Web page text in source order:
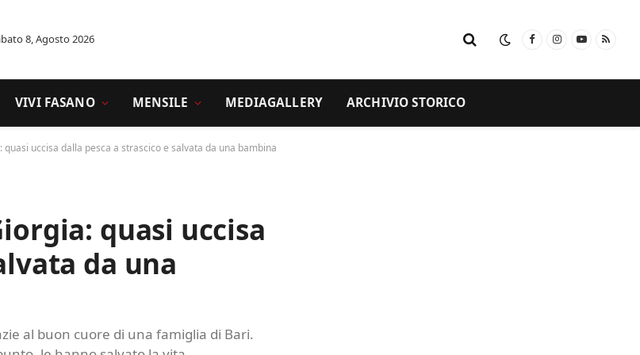
8, Agosto 2026 FacebookInstagram
YouTube
RSS
VIVI FASANO MENSILE MEDIAGALLERY ARCHIVIO STORICO
uccisa dalla pesca a strascico e salvata da una bambina
quasi uccisa
da una
al buon cuore di una famiglia di Bari.